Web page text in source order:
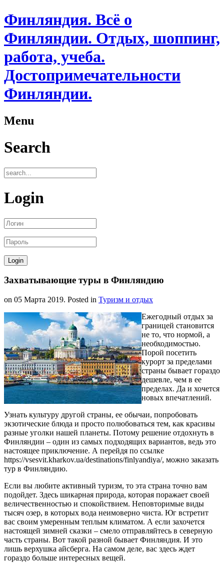
Финляндия. Всё о
Финляндии. Отдых, шоппинг,
работа, учеба.
Достопримечательности
Финляндии.
Menu
Search
Login
Захватывающие туры в Финляндию
on 05 Марта 2019. Posted in Туризм и отдых
Ежегодный отдых за
границей становится
не то, что нормой, а
необходимостью.
Порой посетить
курорт за пределами
страны бывает гораздо
дешевле, чем в ее
пределах. Да и хочется
новых впечатлений.
Узнать культуру другой страны, ее обычаи, попробовать
экзотические блюда и просто полюбоваться тем, как красивы
разные уголки нашей планеты. Потому решение отдохнуть в
Финляндии – один из самых подходящих вариантов, ведь это
настоящее приключение. А перейдя по ссылке
https://vsesvit.kharkov.ua/destinations/finlyandiya/, можно заказать
тур в Финляндию.
Если вы любите активный туризм, то эта страна точно вам
подойдет. Здесь шикарная природа, которая поражает своей
величественностью и спокойствием. Неповторимые виды
тысяч озер, в которых вода неимоверно чиста. Юг встретит
вас своим умеренным теплым климатом. А если захочется
настоящей зимней сказки – смело отправляйтесь в северную
часть страны. Вот такой разной бывает Финляндия. И это
лишь верхушка айсберга. На самом деле, вас здесь ждет
гораздо больше интересных вещей.